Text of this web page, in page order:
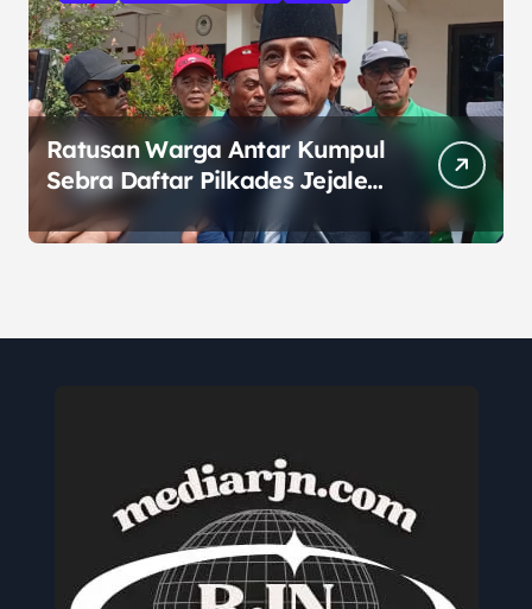
Ratusan Warga Antar Kumpul
Sebra Daftar Pilkades Jejalen
Jaya, Serukan Pemilu Damai